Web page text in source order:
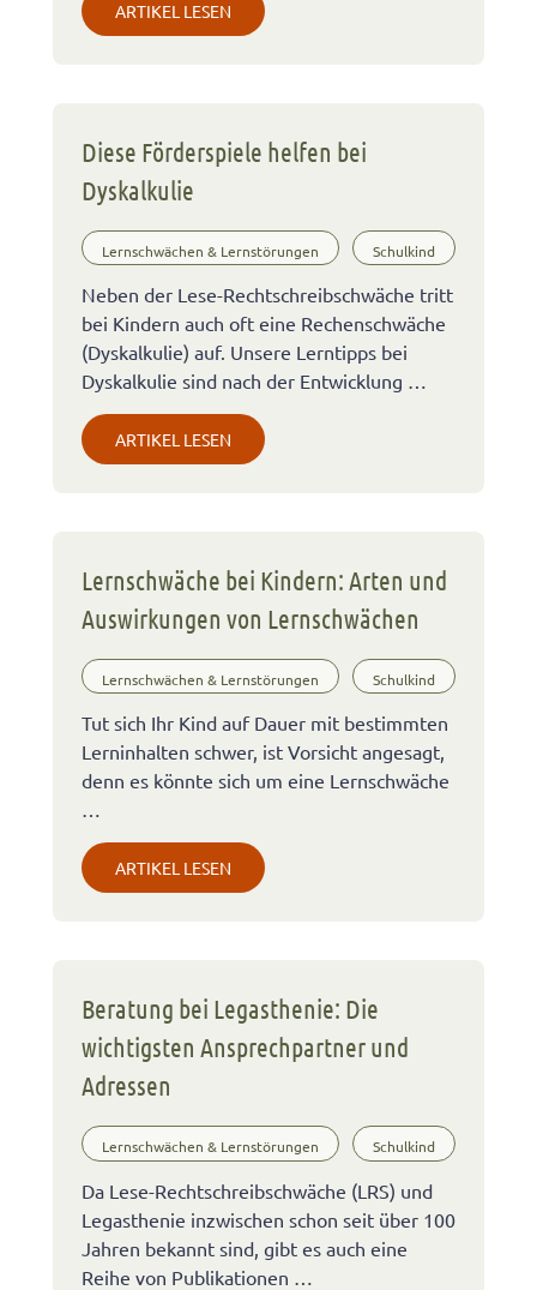
ARTIKEL LESEN
Diese Förderspiele helfen bei
Dyskalkulie
Lernschwächen & Lernstörungen Schulkind
Neben der Lese-Rechtschreibschwäche tritt
bei Kindern auch oft eine Rechenschwäche
(Dyskalkulie) auf. Unsere Lerntipps bei
Dyskalkulie sind nach der Entwicklung …
ARTIKEL LESEN
Lernschwäche bei Kindern: Arten und
Auswirkungen von Lernschwächen
Lernschwächen & Lernstörungen Schulkind
Tut sich Ihr Kind auf Dauer mit bestimmten
Lerninhalten schwer, ist Vorsicht angesagt,
denn es könnte sich um eine Lernschwäche
…
ARTIKEL LESEN
Beratung bei Legasthenie: Die
wichtigsten Ansprechpartner und
Adressen
Lernschwächen & Lernstörungen Schulkind
Da Lese-Rechtschreibschwäche (LRS) und
Legasthenie inzwischen schon seit über 100
Jahren bekannt sind, gibt es auch eine
Reihe von Publikationen …